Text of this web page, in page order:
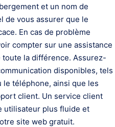
et un nom de
de vous assurer que le
En cas de problème
compter sur une assistance
la différence. Assurez-
disponibles, tels
le téléphone, ainsi que les
client. Un service client
utilisateur plus fluide et
site web gratuit.